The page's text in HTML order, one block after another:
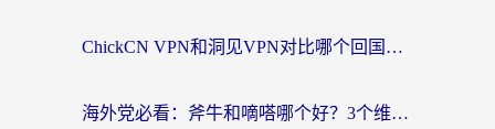
ChickCN VPN和洞见VPN对比哪个回国效果更好？海外党亲测3款加速器+避坑指南
海外党必看：斧牛和嘀嗒哪个好？3个维度教你选对回国加速器